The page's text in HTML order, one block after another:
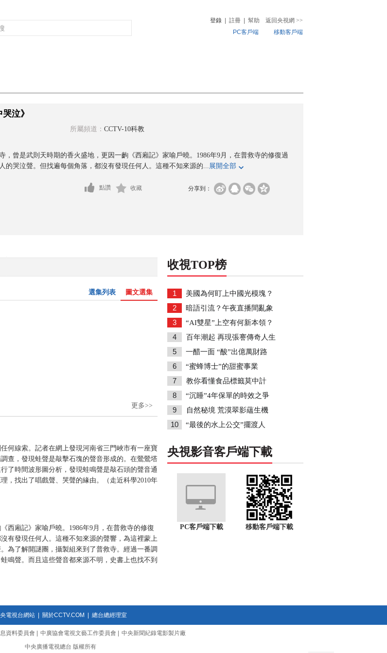
登錄 註冊 幫助 返回央視網 >>
PC客戶端
移動客戶端
泣》
所屬頻道： CCTV-10科教
，曾是武則天時期的香火盛地，更因一齣《西廂記》家喻戶曉。1986年9月，在普救寺的修復過
的哭泣聲。但找遍每個角落，都沒有發現任何人。這種不知來源的...展開全部
分享到：
點讚 收藏
圖文選集
選集列表
更多>>
何線索。記者在網上發現河南省三門峽市有一座寶
查，發現蛙聲是敲擊石塊的聲音形成的。在鶯鶯塔
了時間波形圖分析，發現蛙鳴聲是敲石頭的聲音通
，找出了唱戲聲、哭聲的緣由。（走近科學2010年
西廂記》家喻戶曉。1986年9月，在普救寺的修復
有發現任何人。這種不知來源的聲響，為這裡蒙上
為了解開謎團，攝製組來到了普救寺。經過一番調
鳴聲。而且這些聲音都來源不明，史書上也找不到
收視TOP榜
1 美國為何盯上中國光模塊？
2 暗語引流？午夜直播間亂象
3 “AI雙星”上空有何新本領？
4 百年潮起 再現張謇傳奇人生
5 一醋一面 “酸”出億萬財路
6 “蜜蜂博士”的甜蜜事業
7 教你看懂食品標籤莫中計
8 “沉睡”4年保單的時效之爭
9 自然秘境 荒漠翠影蘊生機
10 “最後的水上公交”擺渡人
央視影音客戶端下載
PC客戶端下載 移動客戶端下載
電視台網站| 關於CCTV.COM 總台總經理室
資料委員會 中廣協會電視文藝工作委員會
中央新聞紀錄電影製片廠
中央廣播電視總台 版權所有